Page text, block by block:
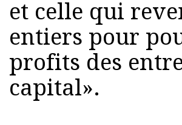
et celle qui
entiers pour
profits des
capital».